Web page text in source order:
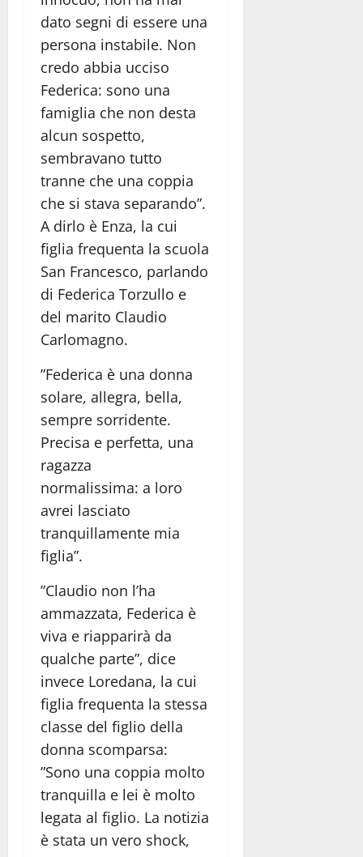
dato segni di essere una
persona instabile. Non
credo abbia ucciso
Federica: sono una
famiglia che non desta
alcun sospetto,
sembravano tutto
tranne che una coppia
che si stava separando”.
A dirlo è Enza, la cui
figlia frequenta la scuola
San Francesco, parlando
di Federica Torzullo e
del marito Claudio
Carlomagno.
”Federica è una donna
solare, allegra, bella,
sempre sorridente.
Precisa e perfetta, una
ragazza
normalissima: a loro
avrei lasciato
tranquillamente mia
figlia”.
”Claudio non l’ha
ammazzata, Federica è
viva e riapparirà da
qualche parte”, dice
invece Loredana, la cui
figlia frequenta la stessa
classe del figlio della
donna scomparsa:
”Sono una coppia molto
tranquilla e lei è molto
legata al figlio. La notizia
è stata un vero shock,